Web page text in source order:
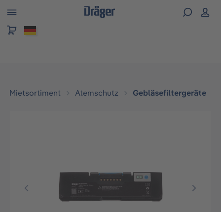
springen
Mietsortiment Atemschutz Gebläsefiltergeräte